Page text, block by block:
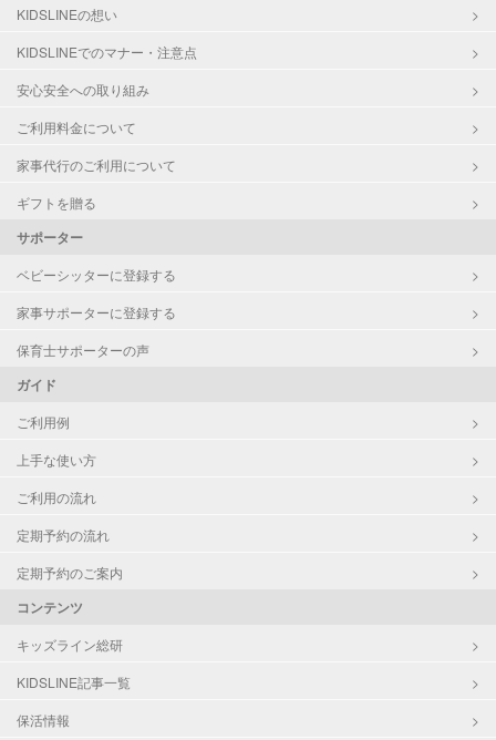
病児対応
障がい児対応
定期予約
お子様の撮影
（定期特典）
KIDSLINEの想い
KIDSLINEでのマナー・注意点
安心安全への取り組み
ご利用料金について
家事代行のご利用について
ギフトを贈る
サポーター
ベビーシッターに登録する
家事サポーターに登録する
保育士サポーターの声
ガイド
ご利用例
上手な使い方
ご利用の流れ
定期予約の流れ
定期予約のご案内
コンテンツ
キッズライン総研
KIDSLINE記事一覧
保活情報